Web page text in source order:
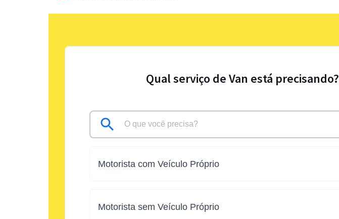
Qual serviço de Van está precisando?
Motorista com Veículo Próprio
Motorista sem Veículo Próprio